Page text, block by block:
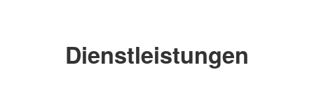
Dienstleistungen